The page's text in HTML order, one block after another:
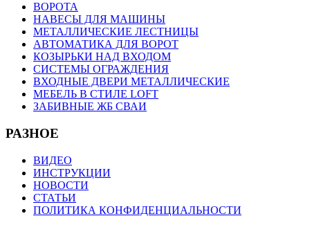
ВОРОТА
НАВЕСЫ ДЛЯ МАШИНЫ
МЕТАЛЛИЧЕСКИЕ ЛЕСТНИЦЫ
АВТОМАТИКА ДЛЯ ВОРОТ
КОЗЫРЬКИ НАД ВХОДОМ
СИСТЕМЫ ОГРАЖДЕНИЯ
ВХОДНЫЕ ДВЕРИ МЕТАЛЛИЧЕСКИЕ
МЕБЕЛЬ В СТИЛЕ LOFT
ЗАБИВНЫЕ ЖБ СВАИ
РАЗНОЕ
ВИДЕО
ИНСТРУКЦИИ
НОВОСТИ
СТАТЬИ
ПОЛИТИКА КОНФИДЕНЦИАЛЬНОСТИ